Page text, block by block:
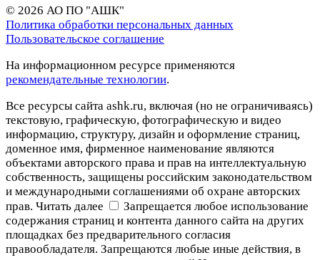
© 2026 АО ПО "АШК"
Политика обработки персональных данных
Пользовательское соглашение
На информационном ресурсе применяются
рекомендательные технологии.
Все ресурсы сайта ashk.ru, включая (но не ограничиваясь)
текстовую, графическую, фотографическую и видео
информацию, структуру, дизайн и оформление страниц,
доменное имя, фирменное наименование являются
объектами авторского права и прав на интеллектуальную
собственность, защищены российским законодательством
и международными соглашениями об охране авторских
прав. Читать далее
Запрещается любое использование
содержания страниц и контента данного сайта на других
площадках без предварительного согласия
правообладателя. Запрещаются любые иные действия, в